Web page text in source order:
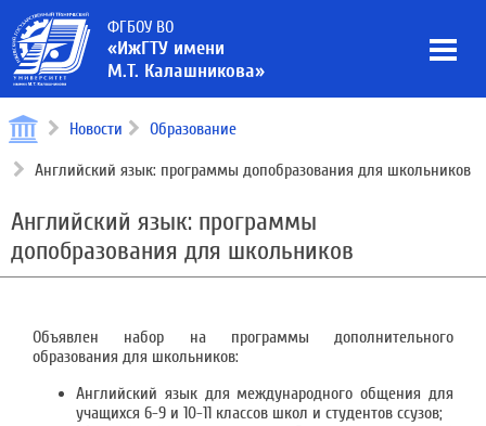
ФГБОУ ВО
«ИжГТУ имени
М.Т. Калашникова»
Новости Образование
Английский язык: программы допобразования для школьников
Английский язык: программы
допобразования для школьников
Объявлен набор на программы дополнительного
образования для школьников:
Английский язык для международного общения для
учащихся 6-9 и 10-11 классов школ и студентов ссузов;